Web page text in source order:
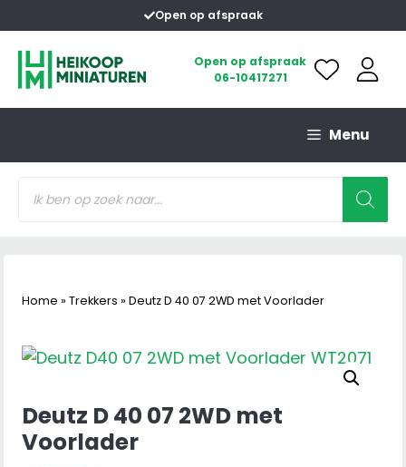
naar
inhoud
Open op afspraak
Open op afspraak
06-10417271
Menu
zoeken
Home » Trekkers » Deutz D 40 07 2WD met Voorlader
Deutz D 40 07 2WD met
Voorlader